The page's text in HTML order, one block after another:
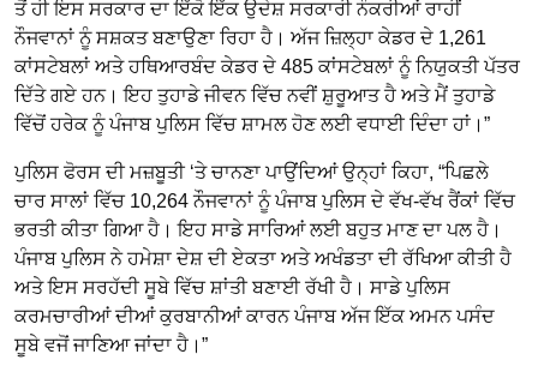
ਤੋਂ ਹੀ ਇਸ ਸਰਕਾਰ ਦਾ ਇੱਕੋ ਇੱਕ ਉਦੇਸ਼ ਸਰਕਾਰੀ ਨੌਕਰੀਆਂ ਰਾਹੀਂ
ਨੌਜਵਾਨਾਂ ਨੂੰ ਸਸ਼ਕਤ ਬਣਾਉਣਾ ਰਿਹਾ ਹੈ। ਅੱਜ ਜ਼ਿਲ੍ਹਾ ਕੇਡਰ ਦੇ 1,261
ਕਾਂਸਟੇਬਲਾਂ ਅਤੇ ਹਥਿਆਰਬੰਦ ਕੇਡਰ ਦੇ 485 ਕਾਂਸਟੇਬਲਾਂ ਨੂੰ ਨਿਯੁਕਤੀ ਪੱਤਰ
ਦਿੱਤੇ ਗਏ ਹਨ। ਇਹ ਤੁਹਾਡੇ ਜੀਵਨ ਵਿੱਚ ਨਵੀਂ ਸ਼ੁਰੂਆਤ ਹੈ ਅਤੇ ਮੈਂ ਤੁਹਾਡੇ
ਵਿੱਚੋਂ ਹਰੇਕ ਨੂੰ ਪੰਜਾਬ ਪੁਲਿਸ ਵਿੱਚ ਸ਼ਾਮਲ ਹੋਣ ਲਈ ਵਧਾਈ ਦਿੰਦਾ ਹਾਂ।”
ਪੁਲਿਸ ਫੋਰਸ ਦੀ ਮਜ਼ਬੂਤੀ ‘ਤੇ ਚਾਨਣਾ ਪਾਉਂਦਿਆਂ ਉਨ੍ਹਾਂ ਕਿਹਾ, “ਪਿਛਲੇ
ਚਾਰ ਸਾਲਾਂ ਵਿੱਚ 10,264 ਨੌਜਵਾਨਾਂ ਨੂੰ ਪੰਜਾਬ ਪੁਲਿਸ ਦੇ ਵੱਖ-ਵੱਖ ਰੈਂਕਾਂ ਵਿੱਚ
ਭਰਤੀ ਕੀਤਾ ਗਿਆ ਹੈ। ਇਹ ਸਾਡੇ ਸਾਰਿਆਂ ਲਈ ਬਹੁਤ ਮਾਣ ਦਾ ਪਲ ਹੈ।
ਪੰਜਾਬ ਪੁਲਿਸ ਨੇ ਹਮੇਸ਼ਾ ਦੇਸ਼ ਦੀ ਏਕਤਾ ਅਤੇ ਅਖੰਡਤਾ ਦੀ ਰੱਖਿਆ ਕੀਤੀ ਹੈ
ਅਤੇ ਇਸ ਸਰਹੱਦੀ ਸੂਬੇ ਵਿੱਚ ਸ਼ਾਂਤੀ ਬਣਾਈ ਰੱਖੀ ਹੈ। ਸਾਡੇ ਪੁਲਿਸ
ਕਰਮਚਾਰੀਆਂ ਦੀਆਂ ਕੁਰਬਾਨੀਆਂ ਕਾਰਨ ਪੰਜਾਬ ਅੱਜ ਇੱਕ ਅਮਨ ਪਸੰਦ
ਸੂਬੇ ਵਜੋਂ ਜਾਣਿਆ ਜਾਂਦਾ ਹੈ।”